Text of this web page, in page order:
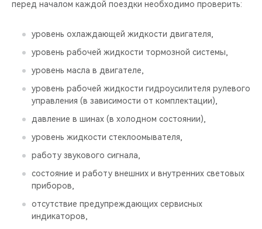
перед началом каждой поездки необходимо проверить:
уровень охлаждающей жидкости двигателя,
уровень рабочей жидкости тормозной системы,
уровень масла в двигателе,
уровень рабочей жидкости гидроусилителя рулевого
управления (в зависимости от комплектации),
давление в шинах (в холодном состоянии),
уровень жидкости стеклоомывателя,
работу звукового сигнала,
состояние и работу внешних и внутренних световых
приборов,
отсутствие предупреждающих сервисных
индикаторов,